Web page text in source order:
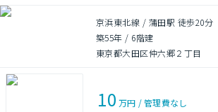
京浜東北線 / 蒲田駅 徒歩20分
築55年 / 6階建
東京都大田区仲六郷２丁目
10 万円 /管理費なし